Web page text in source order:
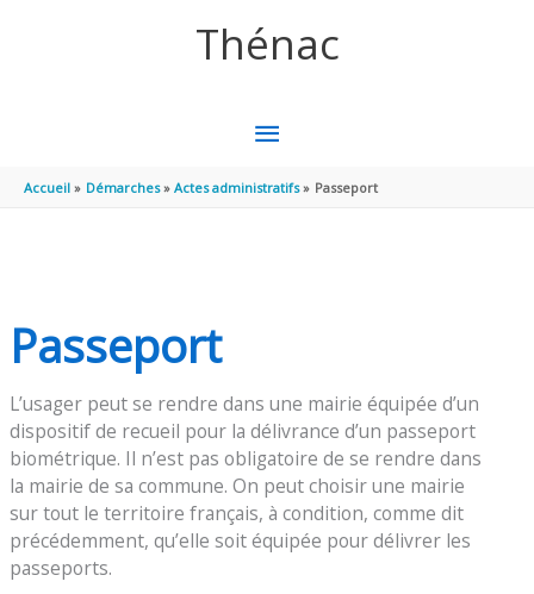
Thénac
MENU
PRINCIPAL
Accueil Démarches Actes administratifs Passeport
Passeport
L’usager peut se rendre dans une mairie équipée d’un
dispositif de recueil pour la délivrance d’un passeport
biométrique. Il n’est pas obligatoire de se rendre dans
la mairie de sa commune. On peut choisir une mairie
sur tout le territoire français, à condition, comme dit
précédemment, qu’elle soit équipée pour délivrer les
passeports.